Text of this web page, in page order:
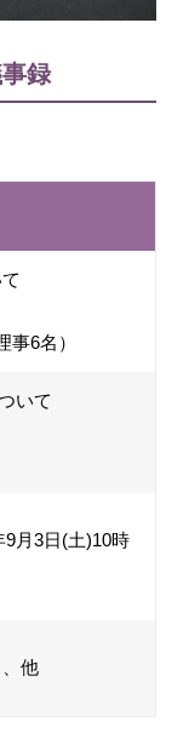
録
6名）
いて
月3日(土)10時
他